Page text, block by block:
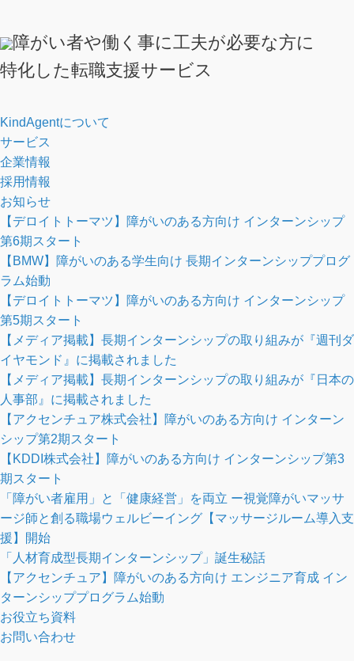
障がい者や働く事に工夫が必要な方に
特化した転職支援サービス
KindAgentについて
サービス
企業情報
採用情報
お知らせ
【デロイトトーマツ】障がいのある方向け インターンシップ
第6期スタート
【BMW】障がいのある学生向け 長期インターンシッププログ
ラム始動
【デロイトトーマツ】障がいのある方向け インターンシップ
第5期スタート
【メディア掲載】長期インターンシップの取り組みが『週刊ダ
イヤモンド』に掲載されました
【メディア掲載】長期インターンシップの取り組みが『日本の
人事部』に掲載されました
【アクセンチュア株式会社】障がいのある方向け インターン
シップ第2期スタート
【KDDI株式会社】障がいのある方向け インターンシップ第3
期スタート
「障がい者雇用」と「健康経営」を両立 ー視覚障がいマッサ
ージ師と創る職場ウェルビーイング【マッサージルーム導入支
援】開始
「人材育成型長期インターンシップ」誕生秘話
【アクセンチュア】障がいのある方向け エンジニア育成 イン
ターンシッププログラム始動
お役立ち資料
お問い合わせ